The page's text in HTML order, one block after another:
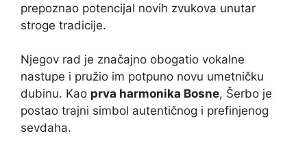
prepoznao potencijal novih zvukova unutar
stroge tradicije.
Njegov rad je značajno obogatio vokalne
nastupe i pružio im potpuno novu umetničku
dubinu. Kao prva harmonika Bosne, Šerbo je
postao trajni simbol autentičnog i prefinjenog
sevdaha.